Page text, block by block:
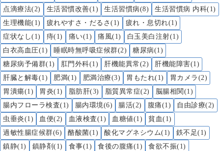
点滴療法(2)
生活習慣改善(1) 生活習慣病(8)
生活習慣病 内科(1)
生理機能(1)
疲れやすさ・だるさ(1)
疲れ・息切れ(1)
症状なし(1)
痔(1) 痛い(1) 痛風(1)
白玉美白注射(1)
白衣高血圧(1)
睡眠時無呼吸症候群(2)
糖尿病(1)
糖尿病予備群(1)
肛門外科(1) 肝機能異常(2)
肝機能障害(1)
肝臓と解毒(1)
肥満(1) 肥満治療(3) 胃もたれ(1)
胃カメラ(2)
胃潰瘍(1)
胃炎(1) 脂肪肝(3) 脂質異常症(2)
脳腸相関(1)
腸内フローラ検査(1)
腸内環境(6) 腸活(2) 腹痛(1)
自由診療(2)
虫垂炎(1)
血便(2) 血液検査(1) 血糖値(1)
貧血(1)
過敏性腸症候群(6)
酪酸菌(1) 酸化マグネシウム(1)
鉄不足(1)
鎮静(1)
鎮静剤(1) 食事(1) 食後の腹痛(1)
食欲不振(1)